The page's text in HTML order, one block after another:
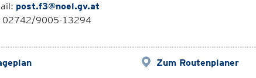
post.f3@noel.gv.at
02742/9005-13294
Zum Routenplaner